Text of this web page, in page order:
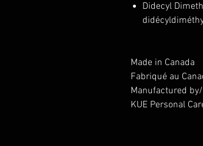
Didecyl
Made in Canada
Fabriqué au
Manufactured
KUE Personal